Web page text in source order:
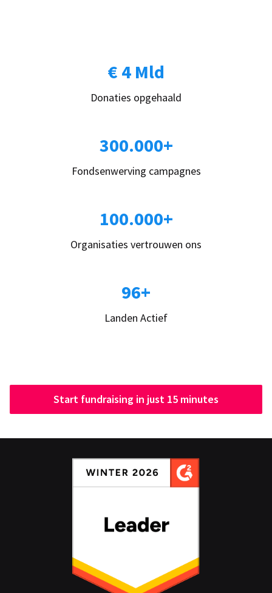
€ 4 Mld
Donaties opgehaald
300.000+
Fondsenwerving campagnes
100.000+
Organisaties vertrouwen ons
96+
Landen Actief
Start fundraising in just 15 minutes